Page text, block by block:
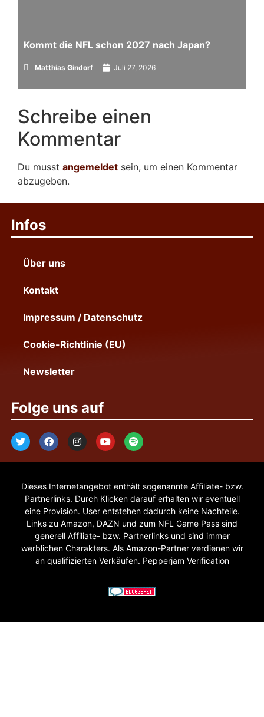
Kommt die NFL schon 2027 nach Japan?
Matthias Gindorf Juli 27, 2026
Schreibe einen
Kommentar
Du musst angemeldet sein, um einen Kommentar
abzugeben.
Infos
Über uns
Kontakt
Impressum / Datenschutz
Cookie-Richtlinie (EU)
Newsletter
Folge uns auf
Dieses Internetangebot enthält sogenannte Affiliate- bzw.
Partnerlinks. Durch Klicken darauf erhalten wir eventuell
eine Provision. User entstehen dadurch keine Nachteile.
Links zu Amazon, DAZN und zum NFL Game Pass sind
generell Affiliate- bzw. Partnerlinks und sind immer
werblichen Charakters. Als Amazon-Partner verdienen wir
an qualifizierten Verkäufen. Pepperjam Verification